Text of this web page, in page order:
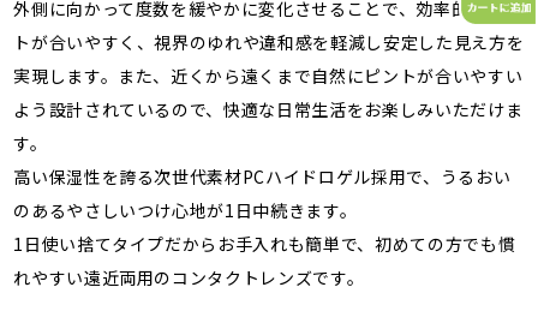
外側に向かって度数を緩やかに変化させることで、効率的にピン
トが合いやすく、視界のゆれや違和感を軽減し安定した見え方を
実現します。また、近くから遠くまで自然にピントが合いやすい
よう設計されているので、快適な日常生活をお楽しみいただけま
す。
高い保湿性を誇る次世代素材PCハイドロゲル採用で、うるおい
のあるやさしいつけ心地が1日中続きます。
1日使い捨てタイプだからお手入れも簡単で、初めての方でも慣
れやすい遠近両用のコンタクトレンズです。